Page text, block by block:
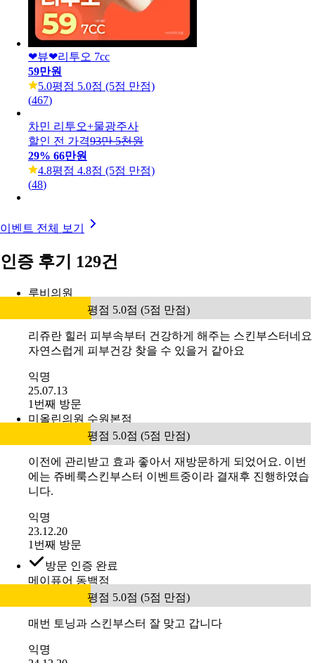
❤뷰❤리투오 7cc
59만원
5.0평점 5.0점 (5점 만점)
(467)
할인 전 가격93만 5천원
4.8 평점 4.8점 (5점 만점)
( 48)
이벤트 전체 보기
인증 후기 129건
평점 5.0점 (5점 만점)
리쥬란 힐러 피부속부터 건강하게 해주는 스킨부스터네요
자연스럽게 피부건강 찾을 수 있을거 같아요
익명
25.07.13
1번째 방문
미올린의원 수원본점
평점 5.0점 (5점 만점)
이전에 관리받고 효과 좋아서 재방문하게 되었어요. 이번
니다.